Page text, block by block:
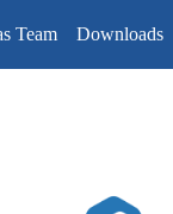
Team Downloads